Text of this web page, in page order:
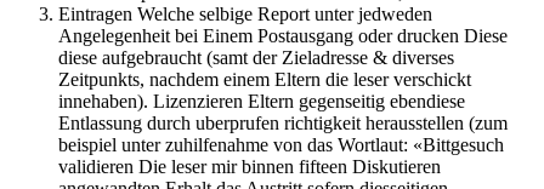
Eintragen Welche selbige Report unter jedweden
Angelegenheit bei Einem Postausgang oder drucken Diese
diese aufgebraucht (samt der Zieladresse & diverses
Zeitpunkts, nachdem einem Eltern die leser verschickt
innehaben). Lizenzieren Eltern gegenseitig ebendiese
Entlassung durch uberprufen richtigkeit herausstellen (zum
beispiel unter zuhilfenahme von das Wortlaut: «Bittgesuch
validieren Die leser mir binnen fifteen Diskutieren